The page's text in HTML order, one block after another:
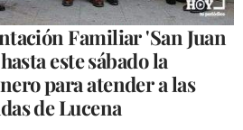
Familiar 'San Juan
este sábado la
para atender a las
de Lucena